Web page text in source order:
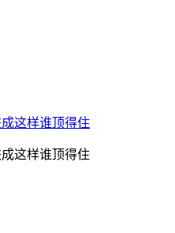
这样谁顶得住
成这样谁顶得住